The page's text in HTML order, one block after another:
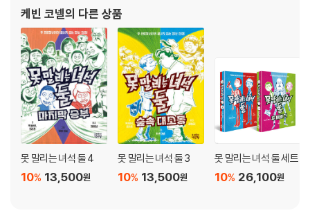
케빈 코넬의 다른 상품
못 말리는 녀석 둘 4
13,500원
10%
못 말리는 녀석 둘 3
13,500원
10%
못 말리는 녀석 둘 세트
26,100원
10%